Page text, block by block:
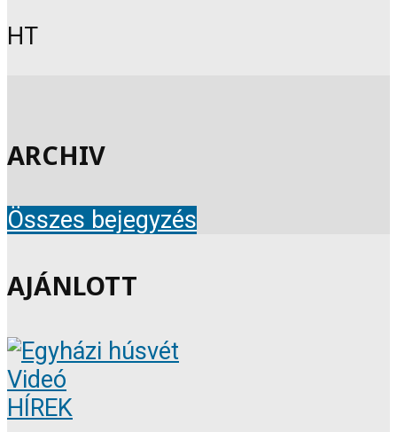
HT
ARCHIV
Összes bejegyzés
AJÁNLOTT
Videó
HÍREK